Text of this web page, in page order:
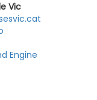
Vic
Engine